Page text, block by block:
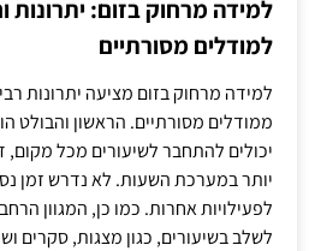
למידה מרחוק בזום: יתרונות
למודלים מסורתיים
למידה מרחוק בזום מציעה יתרונות
ממודלים מסורתיים. הראשון והבולט
יכולים להתחבר לשיעורים מכל
יותר במערכת השעות. לא נדרש זמן
לפעילויות אחרות. כמו כן, המגוון
לשלב בשיעורים, כגון מצגות, סקרים